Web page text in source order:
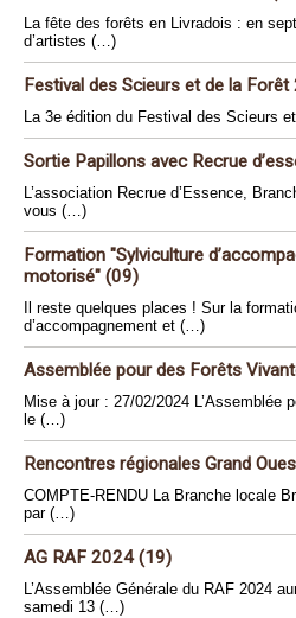
La fête des forêts en Livradois : en
d’artistes (…)
Festival des Scieurs et de la
La 3e édition du Festival des Scieurs
Sortie Papillons avec Recrue
L’association Recrue d’Essence,
vous (…)
Formation "Sylviculture
motorisé" (09)
Il reste quelques places ! Sur la
d’accompagnement et (…)
Assemblée pour des Forêts
Mise à jour : 27/02/2024 L’Assemblée
le (…)
Rencontres régionales Grand
COMPTE-RENDU La Branche locale
par (…)
AG RAF 2024 (19)
L’Assemblée Générale du RAF 2024
samedi 13 (…)